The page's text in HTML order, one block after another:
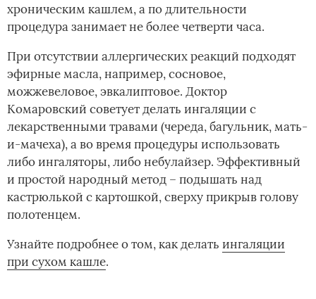
хроническим кашлем, а по длительности
процедура занимает не более четверти часа.
При отсутствии аллергических реакций подходят
эфирные масла, например, сосновое,
можжевеловое, эвкалиптовое. Доктор
Комаровский советует делать ингаляции с
лекарственными травами (череда, багульник, мать-
и-мачеха), а во время процедуры использовать
либо ингаляторы, либо небулайзер. Эффективный
и простой народный метод – подышать над
кастрюлькой с картошкой, сверху прикрыв голову
полотенцем.
Узнайте подробнее о том, как делать ­ ингаляции
при сухом кашле.